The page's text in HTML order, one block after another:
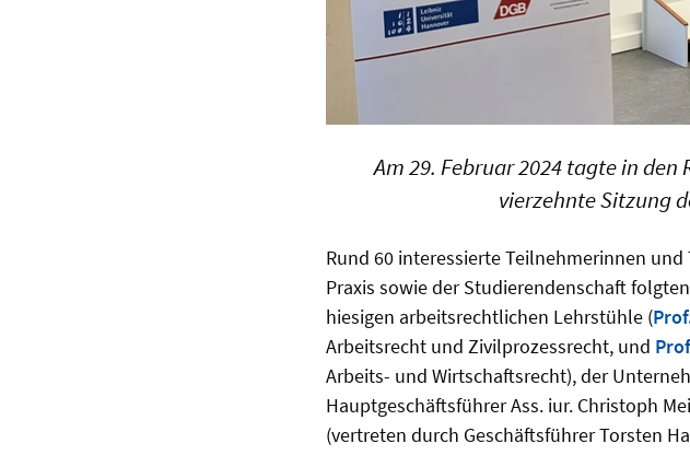
Am 29. Februar 2024 tagte in
vierzehnte Sitzung
Rund 60 interessierte Teilnehmerinnen
Praxis sowie der Studierendenschaft
hiesigen arbeitsrechtlichen Lehrstühle (
Arbeitsrecht und Zivilprozessrecht, und
Arbeits- und Wirtschaftsrecht), der
Hauptgeschäftsführer Ass. iur. Christoph
(vertreten durch Geschäftsführer Torsten